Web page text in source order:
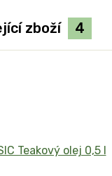
zboží 4